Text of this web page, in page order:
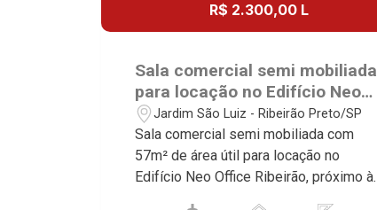
R$ 2.300,00 L
Sala comercial semi mobiliada
para locação no Edifício Neo
Office Ribeirão, próximo à Av.
Prof. João Fiúsa - Ribeirão
Preto/SP.
Jardim São Luiz - Ribeirão Preto/SP
Sala comercial semi mobiliada com
57m² de área útil para locação no
Edifício Neo Office Ribeirão, próximo à